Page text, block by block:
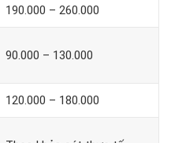
190.000 – 260.000
90.000 – 130.000
120.000 – 180.000